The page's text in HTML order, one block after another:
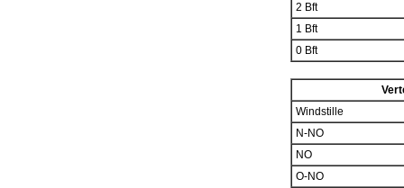
2 Bft
1 Bft
0 Bft
Windstille
N-NO
NO
O-NO